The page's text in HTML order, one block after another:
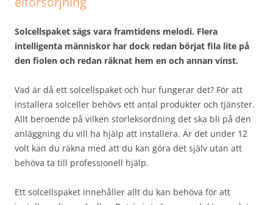
Solcellspaket sägs vara framtidens melodi. Flera
intelligenta människor har dock redan börjat fila lite på
den fiolen och redan räknat hem en och annan vinst.
Vad är då ett solcellspaket och hur fungerar det? För att
installera solceller behövs ett antal produkter och tjänster.
Allt beroende på vilken storleksordning det ska bli på den
anläggning du vill ha hjälp att installera. Är det under 12
volt kan du räkna med att du kan göra det själv utan att
behöva ta till professionell hjälp.
Ett solcellspaket innehåller allt du kan behöva för att